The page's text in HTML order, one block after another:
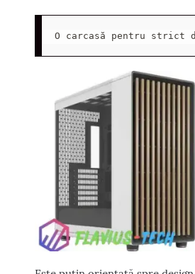
O carcasă pentru strict